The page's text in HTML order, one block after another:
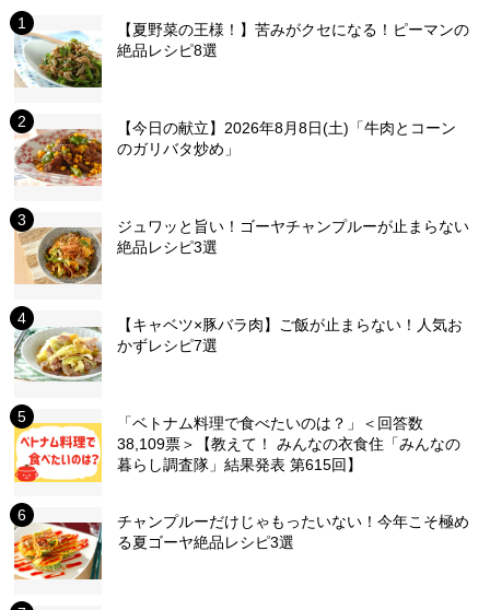
【夏野菜の王様！】苦みがクセになる！ピーマンの
絶品レシピ8選
【今日の献立】2026年8月8日(土)「牛肉とコーン
のガリバタ炒め」
ジュワッと旨い！ゴーヤチャンプルーが止まらない
絶品レシピ3選
【キャベツ×豚バラ肉】ご飯が止まらない！人気お
かずレシピ7選
「ベトナム料理で食べたいのは？」＜回答数
38,109票＞【教えて！ みんなの衣食住「みんなの
暮らし調査隊」結果発表 第615回】
チャンプルーだけじゃもったいない！今年こそ極め
る夏ゴーヤ絶品レシピ3選